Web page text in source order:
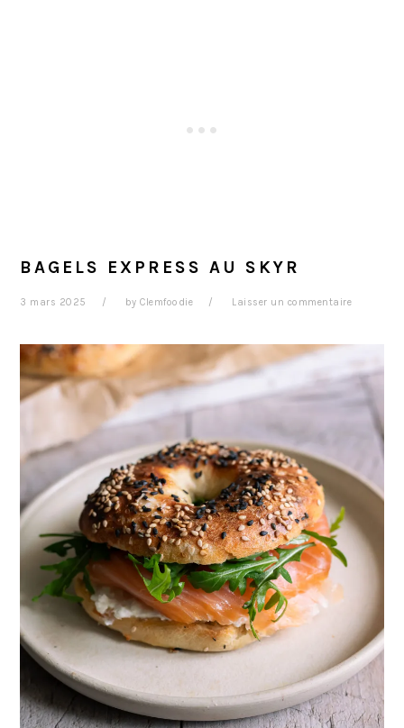
BAGELS EXPRESS AU SKYR
3 mars 2025 byClemfoodie Laisser un commentaire